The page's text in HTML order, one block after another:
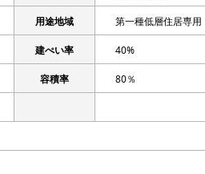
用途地域 第一種低層住居専用
建ぺい率 40%
容積率 80％